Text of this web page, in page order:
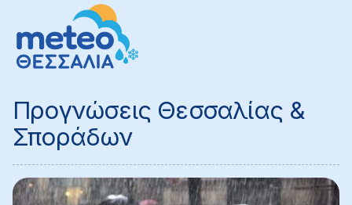
Προγνώσεις Θεσσαλίας &
Σποράδων